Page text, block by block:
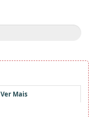
Ver Mais